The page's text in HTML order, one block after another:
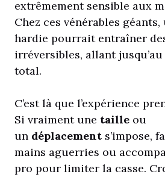
extrêmement sensible aux
Chez ces vénérables
hardie pourrait entraîner
irréversibles, allant
total.
C’est là que l’expérience
Si vraiment une taille ou
un déplacement s’impose,
mains aguerries ou
pro pour limiter la casse.